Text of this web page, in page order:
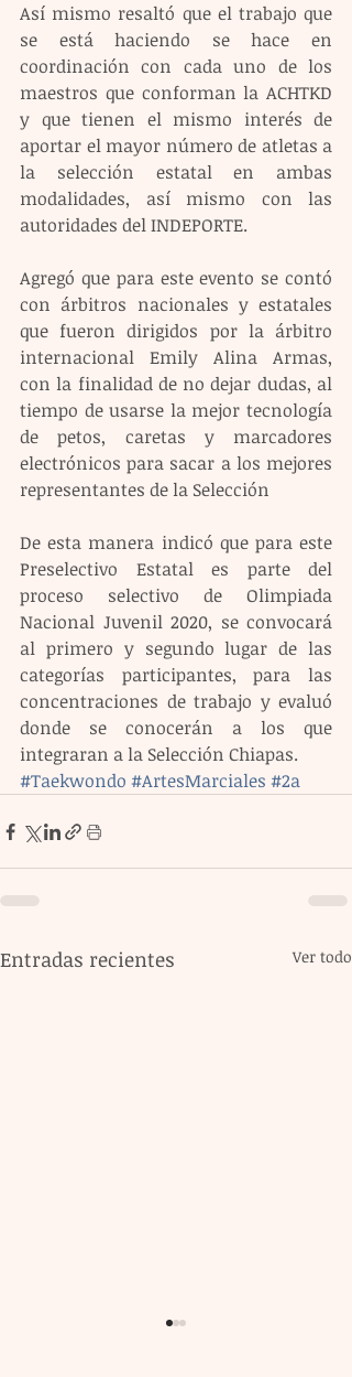
Así mismo resaltó que el trabajo que
se está haciendo se hace en
coordinación con cada uno de los
maestros que conforman la ACHTKD
y que tienen el mismo interés de
aportar el mayor número de atletas a
la selección estatal en ambas
modalidades, así mismo con las
autoridades del INDEPORTE.
Agregó que para este evento se contó
con árbitros nacionales y estatales
que fueron dirigidos por la árbitro
internacional Emily Alina Armas,
con la finalidad de no dejar dudas, al
tiempo de usarse la mejor tecnología
de petos, caretas y marcadores
electrónicos para sacar a los mejores
representantes de la Selección
De esta manera indicó que para este
Preselectivo Estatal es parte del
proceso selectivo de Olimpiada
Nacional Juvenil 2020, se convocará
al primero y segundo lugar de las
categorías participantes, para las
concentraciones de trabajo y evaluó
donde se conocerán a los que
integraran a la Selección Chiapas.
#Taekwondo #ArtesMarciales #2a
Entradas recientes Ver todo